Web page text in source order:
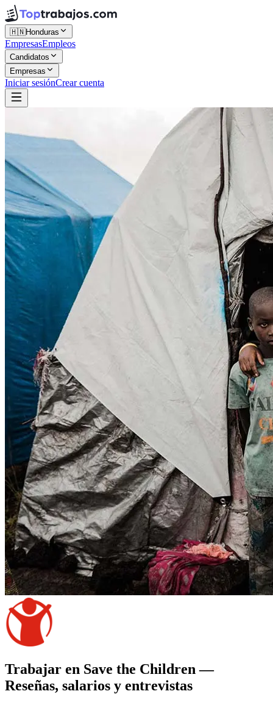
🇭🇳Honduras
EmpresasEmpleos
Candidatos
Empresas
Iniciar sesiónCrear cuenta
Trabajar en Save the Children —
Reseñas, salarios y entrevistas